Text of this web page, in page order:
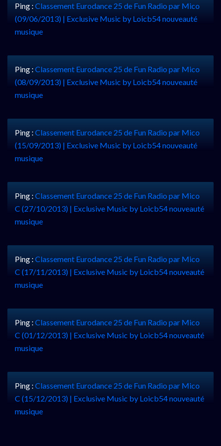
Ping : Classement Eurodance 25 de Fun Radio par Mico
(09/06/2013) | Exclusive Music by Loicb54 nouveauté
musique
Ping : Classement Eurodance 25 de Fun Radio par Mico
(08/09/2013) | Exclusive Music by Loicb54 nouveauté
musique
Ping : Classement Eurodance 25 de Fun Radio par Mico
(15/09/2013) | Exclusive Music by Loicb54 nouveauté
musique
Ping : Classement Eurodance 25 de Fun Radio par Mico
C (27/10/2013) | Exclusive Music by Loicb54 nouveauté
musique
Ping : Classement Eurodance 25 de Fun Radio par Mico
C (17/11/2013) | Exclusive Music by Loicb54 nouveauté
musique
Ping : Classement Eurodance 25 de Fun Radio par Mico
C (01/12/2013) | Exclusive Music by Loicb54 nouveauté
musique
Ping : Classement Eurodance 25 de Fun Radio par Mico
C (15/12/2013) | Exclusive Music by Loicb54 nouveauté
musique